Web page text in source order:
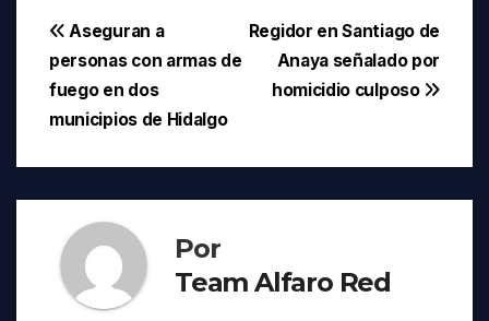
Navegación
de
entradas
Regidor en Santiago de
Anaya señalado por
homicidio culposo
Aseguran a
personas con armas de
fuego en dos
municipios de Hidalgo
Por
Team Alfaro Red